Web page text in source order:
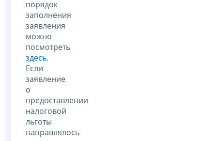
порядок
заполнения
заявления
можно
посмотреть
здесь.
Если
заявление
о
предоставлении
налоговой
льготы
направлялось